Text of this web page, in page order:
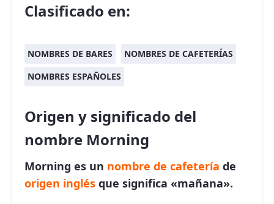
Clasificado en:
NOMBRES DE BARES
NOMBRES DE CAFETERÍAS
NOMBRES ESPAÑOLES
Origen y significado del
nombre Morning
Morning es un nombre de cafetería de
origen inglés que significa «mañana».